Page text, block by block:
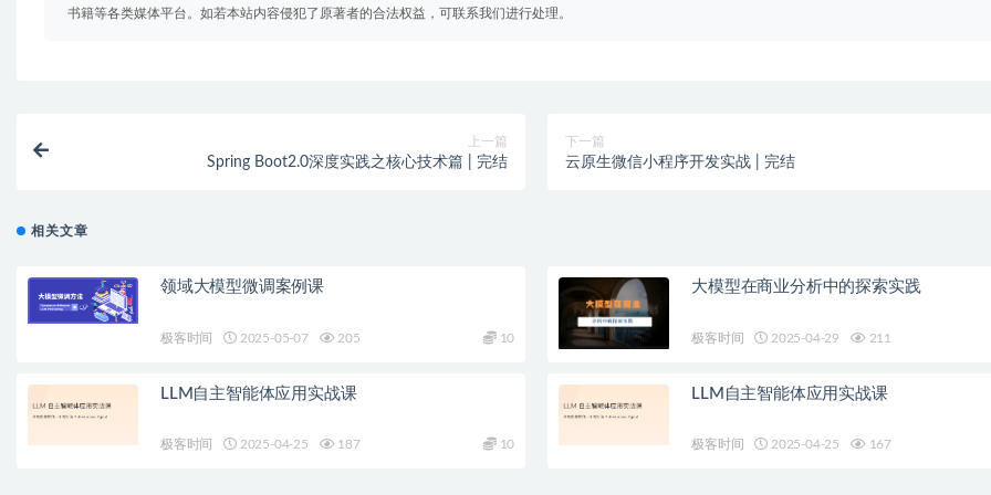
书籍等各类媒体平台。如若本站内容侵犯了原著者的合法权益，可联系我们进行处理。
上一篇
Spring Boot2.0深度实践之核心技术篇 | 完结
下一篇
云原生微信小程序开发实战 | 完结
相关文章
领域大模型微调案例课
极客时间 2025-05-07 205 10
大模型在商业分析中的探索实践
极客时间 2025-04-29 211
LLM自主智能体应用实战课
极客时间 2025-04-25 187 10
LLM自主智能体应用实战课
极客时间 2025-04-25 167